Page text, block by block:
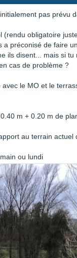
pas prévu
(rendu obligatoire
a préconisé de faire
ils disent... mais si
cas de problème ?
le MO et le
m + 0.20 m de
au terrain actuel
ou lundi